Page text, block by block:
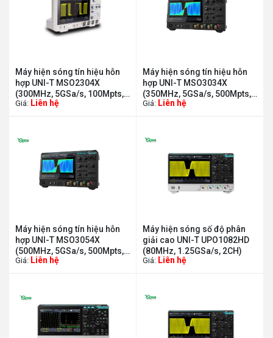
Máy hiện sóng tín hiệu hỗn
hợp UNI-T MSO2304X
(300MHz, 5GSa/s, 100Mpts,
4+16CH, MSO)
Giá: Liên hệ
Máy hiện sóng tín hiệu hỗn
hợp UNI-T MSO3034X
(350MHz, 5GSa/s, 500Mpts,
4+16CH, MSO)
Giá: Liên hệ
Máy hiện sóng tín hiệu hỗn
hợp UNI-T MSO3054X
(500MHz, 5GSa/s, 500Mpts,
4+16CH, MSO)
Giá: Liên hệ
Máy hiện sóng số độ phân
giải cao UNI-T UPO1082HD
(80MHz, 1.25GSa/s, 2CH)
Giá: Liên hệ